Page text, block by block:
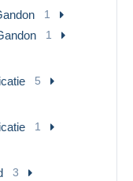
1
1
5
1
3